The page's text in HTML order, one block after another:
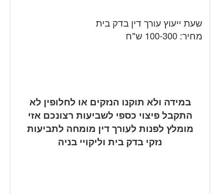
שעת ייעוץ עורך דין בדק בית
מחיר: 100-300 ש"ח
במידה ולא תוקנו הנזקים או לחלופין לא
התקבל פיצוי כספי לשביעות רצונכם אזי
מומלץ לפנות לעורך דין מומחה לתביעות
נזקי בדק בית וליקויי בניה